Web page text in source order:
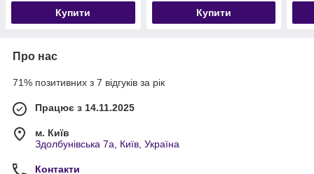
Купити Купити
Про нас
71% позитивних з 7 відгуків за рік
Працює з 14.11.2025
м. Київ
Здолбунівська 7а, Київ, Україна
Контакти